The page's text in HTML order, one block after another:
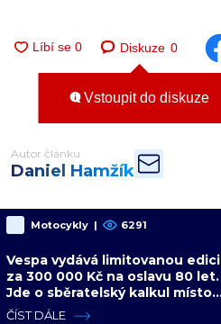
Diskuze 0
Vstoupit do diskuze
Autor článku
Daniel Hamžík
Motocykly | 6291
Vespa vydává limitovanou edici
za 300 000 Kč na oslavu 80 let.
Jde o sběratelský kalkul místo
jízdního upgradu
ČÍST DÁLE